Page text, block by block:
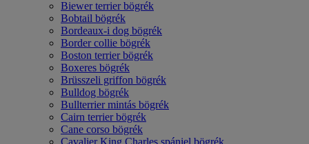
Biewer terrier bögrék
Bobtail bögrék
Bordeaux-i dog bögrék
Border collie bögrék
Boston terrier bögrék
Boxeres bögrék
Brüsszeli griffon bögrék
Bulldog bögrék
Bullterrier mintás bögrék
Cairn terrier bögrék
Cane corso bögrék
Cavalier King Charles spániel bögrék